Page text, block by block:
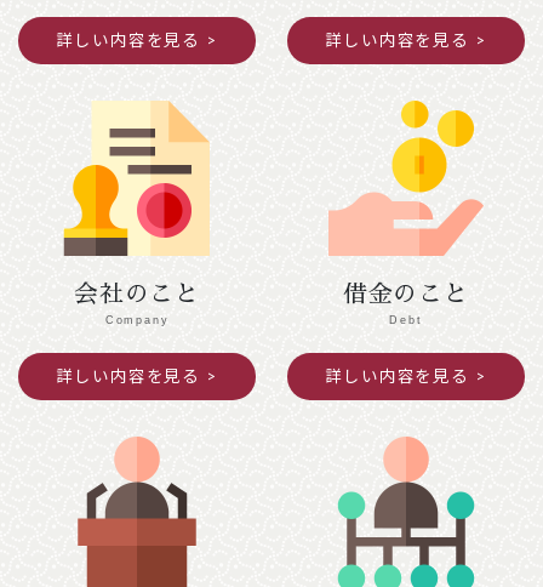
５会議室 → （変更後）本庁舎２階第２会議
室、西庁舎２階会議室
2025年12月04日
年末年始閉館のお知らせ
令和７年１２月２７日（土）～令和８年１月４
日（日）閉館します。
2025年11月25日
令和７年度京都司法書士会新人研修の御案内
391.5KB
2025年10月09日
民法（遺言関係）等の改正に関する中間試案
詳しい内容を見る 詳しい内容を見る
会社のこと
Company
詳しい内容を見る
借金のこと
Debt
詳しい内容を見る